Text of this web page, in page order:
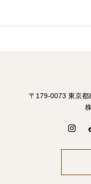
〒179-0073 東京